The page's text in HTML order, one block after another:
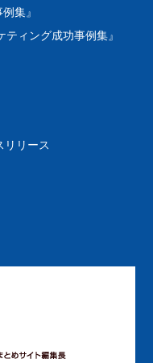
集』
ティング成功事例集』
リリース